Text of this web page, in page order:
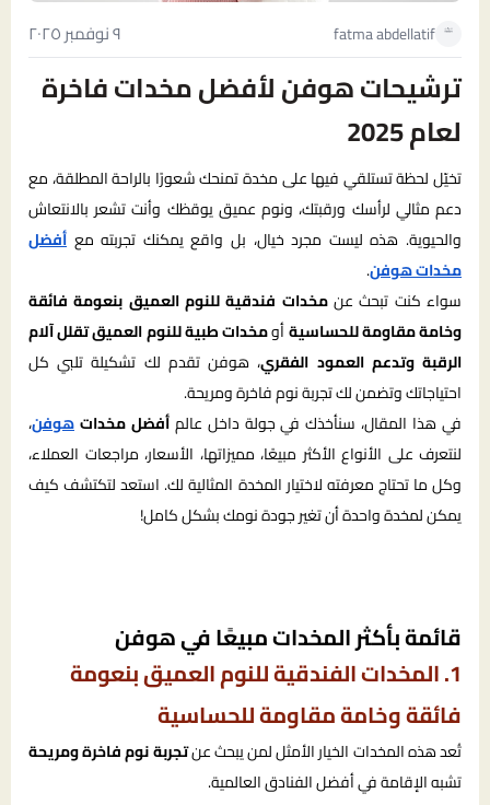
fatma abdellatif ٩ نوفمبر ٢٠٢٥
ترشيحات هوفن لأفضل مخدات فاخرة
لعام 2025
تخيّل لحظة تستلقي فيها على مخدة تمنحك شعورًا بالراحة المطلقة، مع
دعم مثالي لرأسك ورقبتك، ونوم عميق يوقظك وأنت تشعر بالانتعاش
والحيوية. هذه ليست مجرد خيال، بل واقع يمكنك تجربته مع أفضل
مخدات هوفن.
سواء كنت تبحث عنمخدات فندقية للنوم العميق بنعومة فائقة
وخامة مقاومة للحساسيةأومخدات طبية للنوم العميق تقلل آلام
الرقبة وتدعم العمود الفقري، هوفن تقدم لك تشكيلة تلبي كل
احتياجاتك وتضمن لك تجربة نوم فاخرة ومريحة.
في هذا المقال، سنأخذك في جولة داخل عالمأفضل مخداتهوفن،
لنتعرف على الأنواع الأكثر مبيعًا، مميزاتها، الأسعار، مراجعات العملاء،
وكل ما تحتاج معرفته لاختيار المخدة المثالية لك. استعد لتكتشف كيف
يمكن لمخدة واحدة أن تغير جودة نومك بشكل كامل!
قائمة بأكثر المخدات مبيعًا في هوفن
1. المخدات الفندقية للنوم العميق بنعومة
فائقة وخامة مقاومة للحساسية
تُعد هذه المخدات الخيار الأمثل لمن يبحث عنتجربة نوم فاخرة ومريحة
تشبه الإقامة في أفضل الفنادق العالمية.